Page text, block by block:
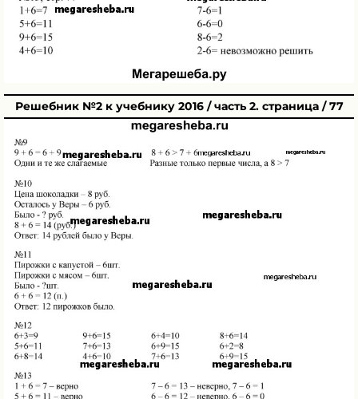
Решебник №2 к учебнику 2016 / часть 2. страница / 77